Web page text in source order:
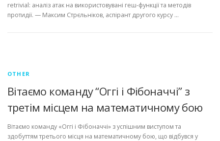
retrivial: аналіз атак на використовувані геш-функції та методів
протидії. — Максим Стрєльніков, аспірант другого курсу …
OTHER
Вітаємо команду “Оггі і Фібоначчі” з
третім місцем на математичному бою
Вітаємо команду «Оггі і Фібоначчі» з успішним виступом та
здобуттям третього місця на математичному бою, що відбувся у